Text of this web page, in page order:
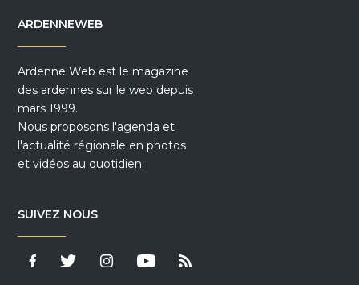
ARDENNEWEB
Ardenne Web est le magazine
des ardennes sur le web depuis
mars 1999.
Nous proposons l'agenda et
l'actualité régionale en photos
et vidéos au quotidien.
SUIVEZ NOUS